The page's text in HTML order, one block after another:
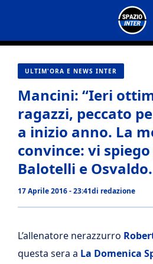
contenuto
ULTIM'ORA E NEWS INTER
Mancini: “Ieri
ragazzi, peccato
a inizio anno. La
convince: vi spiego
Balotelli e
17 Aprile 2016 - 23:41di redazione
L’allenatore nerazzurro
questa sera a La Domenica